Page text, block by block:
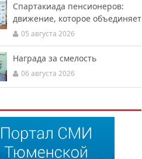
Спартакиада пенсионеров:
движение, которое объединяет
05 августа 2026
Награда за смелость
06 августа 2026